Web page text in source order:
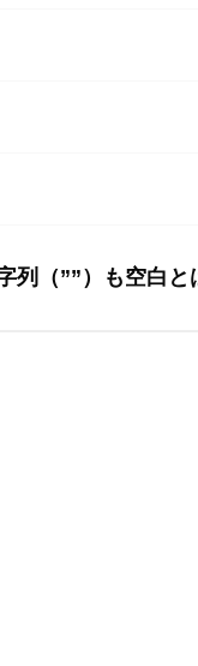
列（””）も空白と